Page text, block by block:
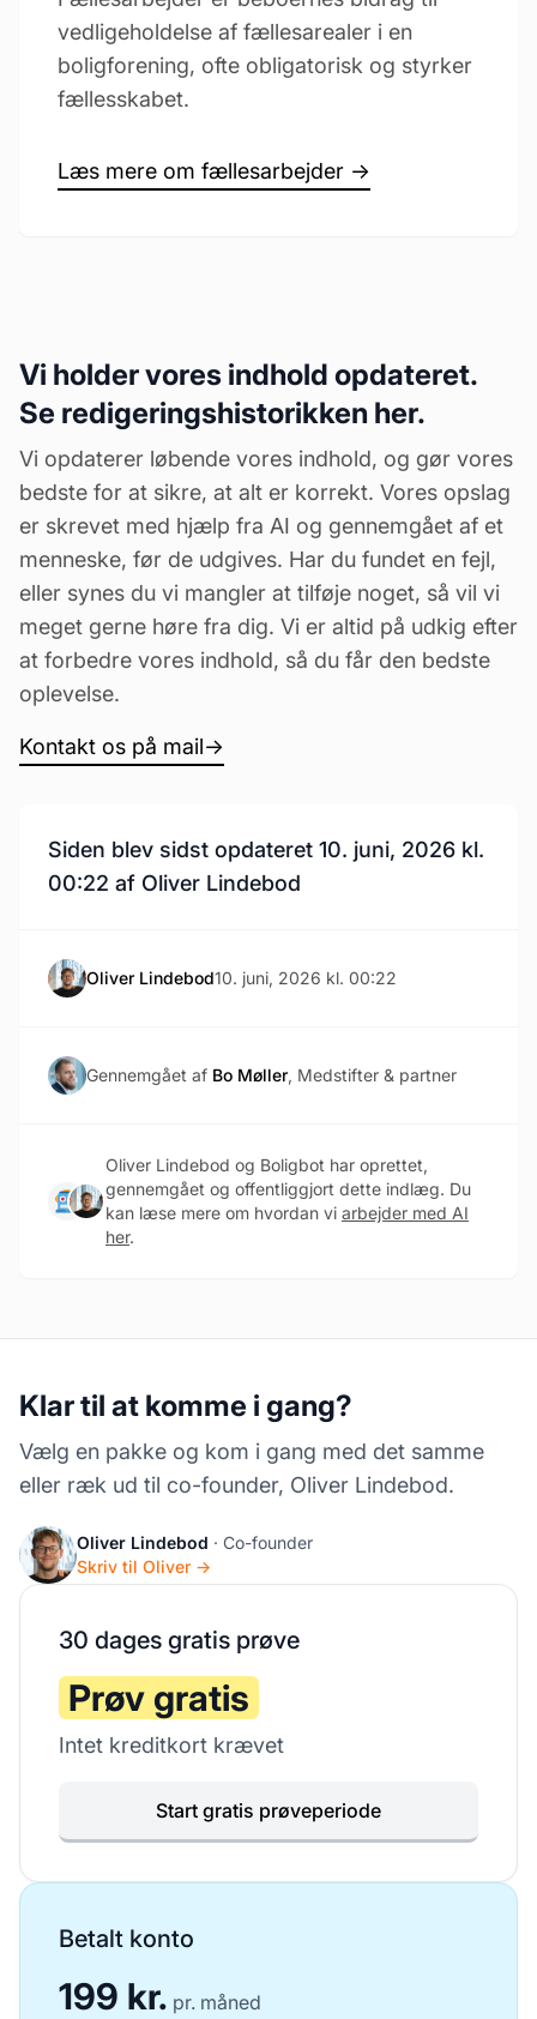
vedligeholdelse af fællesarealer i en
boligforening, ofte obligatorisk og styrker
fællesskabet.
Læs mere om fællesarbejder →
Vi holder vores indhold opdateret.
Se redigeringshistorikken her.
Vi opdaterer løbende vores indhold, og gør vores
bedste for at sikre, at alt er korrekt. Vores opslag
er skrevet med hjælp fra AI og gennemgået af et
menneske, før de udgives. Har du fundet en fejl,
eller synes du vi mangler at tilføje noget, så vil vi
meget gerne høre fra dig. Vi er altid på udkig efter
at forbedre vores indhold, så du får den bedste
oplevelse.
Kontakt os på mail→
Siden blev sidst opdateret 10. juni, 2026 kl.
00:22 af Oliver Lindebod
Oliver Lindebod10. juni, 2026 kl. 00:22
Gennemgået af Bo Møller, Medstifter & partner
Oliver Lindebod og Boligbot har oprettet,
gennemgået og offentliggjort dette indlæg. Du
kan læse mere om hvordan vi arbejder med AI
her.
Klar til at komme i gang?
Vælg en pakke og kom i gang med det samme
eller ræk ud til co-founder, Oliver Lindebod.
Oliver Lindebod · Co-founder
Skriv til Oliver →
30 dages gratis prøve
Prøv gratis
Intet kreditkort krævet
Start gratis prøveperiode
Betalt konto
199 kr. pr. måned